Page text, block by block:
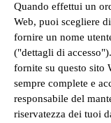
Quando effettui un
Web, puoi scegliere
fornire un nome
("dettagli di
fornite su questo sito
sempre complete e
responsabile del
riservatezza dei tuoi